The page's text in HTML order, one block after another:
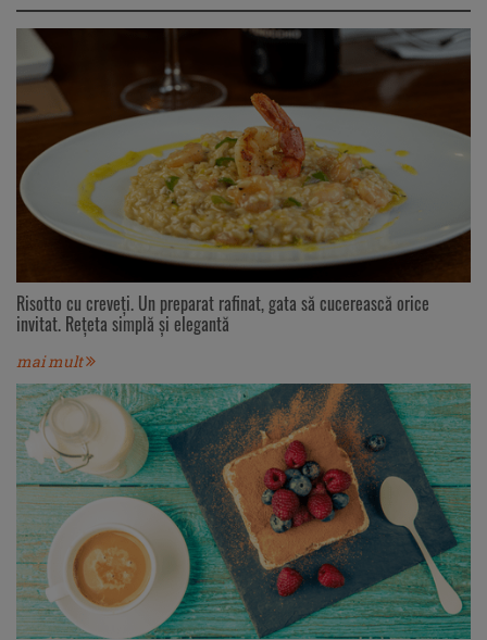
Risotto cu creveți. Un preparat rafinat, gata să cucerească orice
invitat. Rețeta simplă și elegantă
mai mult